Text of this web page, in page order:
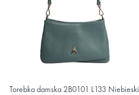
Torebka damska 2B0101 L133 Niebieski